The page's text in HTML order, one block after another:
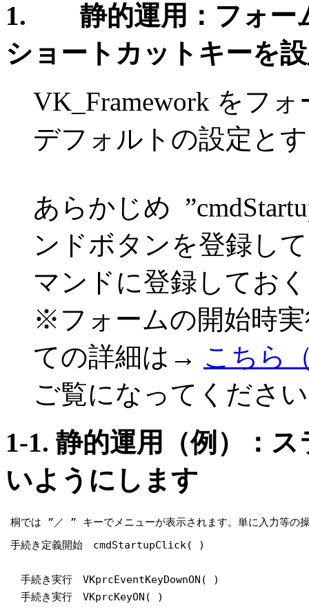
1. 静的運用：フォー
ショートカットキーを
VK_Framework をフ
デフォルトの設定と
あらかじめ
ンドボタンを登録し
マンドに登録してお
※フォームの開始時
ての詳細は→ こちら
ご覧になってくださ
1-1. 静的運用（例）：
いようにします
桐では ”／ ” キーでメニューが表示されます。単に入力等の
手続き定義開始 cmdStartupClick( )
手続き実行 VKprcEventKeyDownON( )
手続き実行 VKprcKeyON( )